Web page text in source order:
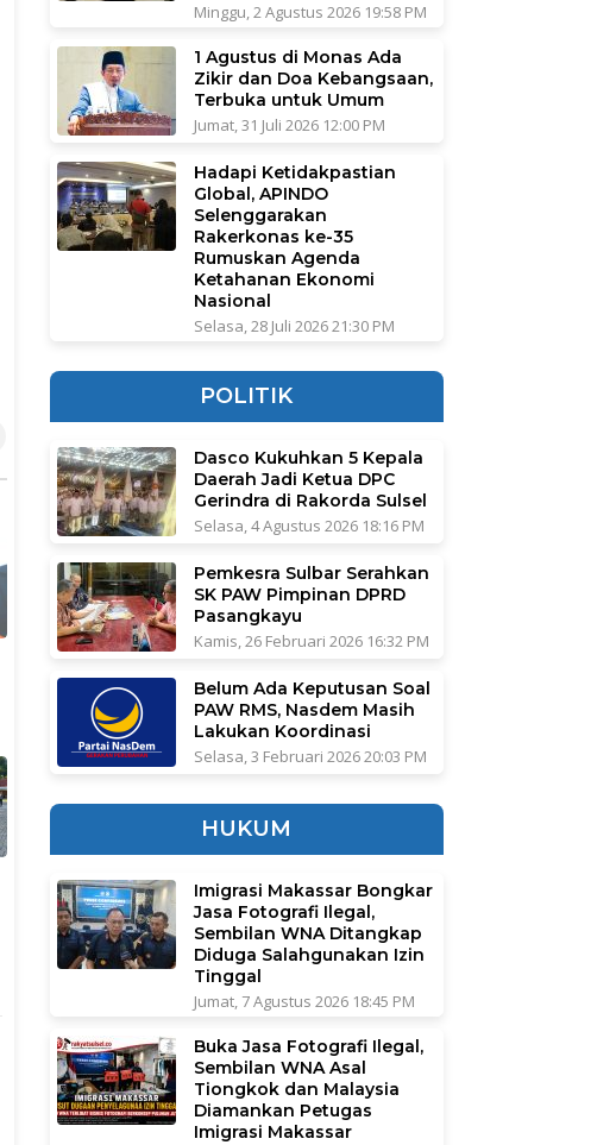
Minggu, 2 Agustus 2026 19:58 PM
1 Agustus di Monas Ada
Zikir dan Doa Kebangsaan,
Terbuka untuk Umum
Jumat, 31 Juli 2026 12:00 PM
Hadapi Ketidakpastian
Global, APINDO
Selenggarakan
Rakerkonas ke-35
Rumuskan Agenda
Ketahanan Ekonomi
Nasional
Selasa, 28 Juli 2026 21:30 PM
POLITIK
Dasco Kukuhkan 5 Kepala
Daerah Jadi Ketua DPC
Gerindra di Rakorda Sulsel
Selasa, 4 Agustus 2026 18:16 PM
Pemkesra Sulbar Serahkan
SK PAW Pimpinan DPRD
Pasangkayu
Kamis, 26 Februari 2026 16:32 PM
Belum Ada Keputusan Soal
PAW RMS, Nasdem Masih
Lakukan Koordinasi
Selasa, 3 Februari 2026 20:03 PM
HUKUM
Imigrasi Makassar Bongkar
Jasa Fotografi Ilegal,
Sembilan WNA Ditangkap
Diduga Salahgunakan Izin
Tinggal
Jumat, 7 Agustus 2026 18:45 PM
Buka Jasa Fotografi Ilegal,
Sembilan WNA Asal
Tiongkok dan Malaysia
Diamankan Petugas
Imigrasi Makassar